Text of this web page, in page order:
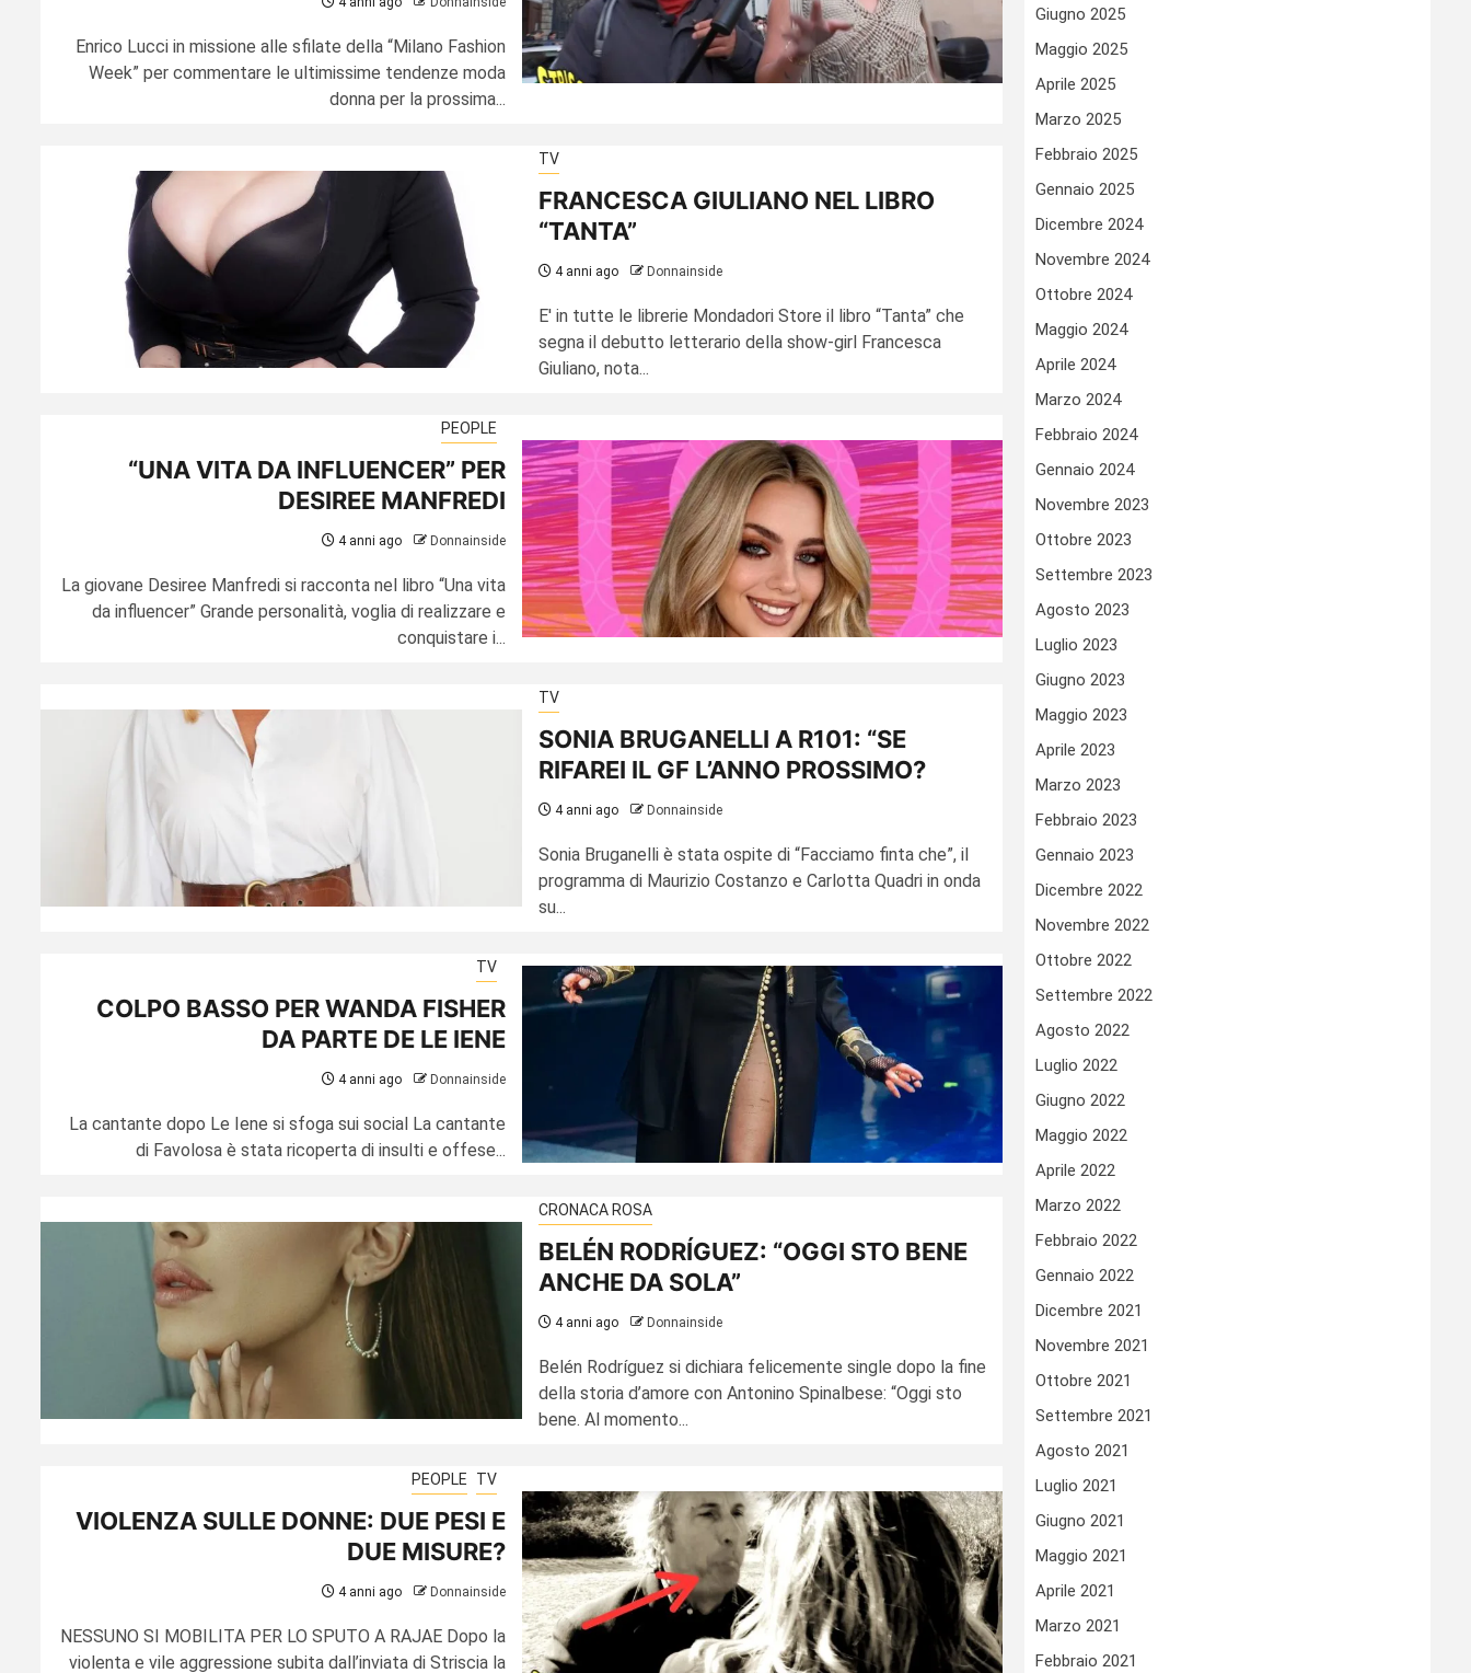
Enrico Lucci in missione alle sfilate della “Milano Fashion
Week” per commentare le ultimissime tendenze moda
donna per la prossima...
TV
FRANCESCA GIULIANO NEL LIBRO
“TANTA”
4 anni ago Donnainside
E' in tutte le librerie Mondadori Store il libro “Tanta” che
segna il debutto letterario della show-girl Francesca
Giuliano, nota...
PEOPLE
“UNA VITA DA INFLUENCER” PER
DESIREE MANFREDI
4 anni ago Donnainside
La giovane Desiree Manfredi si racconta nel libro “Una vita
da influencer” Grande personalità, voglia di realizzare e
conquistare i...
TV
SONIA BRUGANELLI A R101: “SE
RIFAREI IL GF L’ANNO PROSSIMO?
4 anni ago Donnainside
Sonia Bruganelli è stata ospite di “Facciamo finta che”, il
programma di Maurizio Costanzo e Carlotta Quadri in onda
su...
TV
COLPO BASSO PER WANDA FISHER
DA PARTE DE LE IENE
4 anni ago Donnainside
La cantante dopo Le Iene si sfoga sui social La cantante
di Favolosa è stata ricoperta di insulti e offese...
CRONACA ROSA
BELÉN RODRÍGUEZ: “OGGI STO BENE
ANCHE DA SOLA”
4 anni ago Donnainside
Belén Rodríguez si dichiara felicemente single dopo la fine
della storia d’amore con Antonino Spinalbese: “Oggi sto
bene. Al momento...
PEOPLE TV
VIOLENZA SULLE DONNE: DUE PESI E
DUE MISURE?
4 anni ago Donnainside
NESSUNO SI MOBILITA PER LO SPUTO A RAJAE Dopo la
violenta e vile aggressione subita dall’inviata di Striscia la
Giugno 2025
Maggio 2025
Aprile 2025
Marzo 2025
Febbraio 2025
Gennaio 2025
Dicembre 2024
Novembre 2024
Ottobre 2024
Maggio 2024
Aprile 2024
Marzo 2024
Febbraio 2024
Gennaio 2024
Novembre 2023
Ottobre 2023
Settembre 2023
Agosto 2023
Luglio 2023
Giugno 2023
Maggio 2023
Aprile 2023
Marzo 2023
Febbraio 2023
Gennaio 2023
Dicembre 2022
Novembre 2022
Ottobre 2022
Settembre 2022
Agosto 2022
Luglio 2022
Giugno 2022
Maggio 2022
Aprile 2022
Marzo 2022
Febbraio 2022
Gennaio 2022
Dicembre 2021
Novembre 2021
Ottobre 2021
Settembre 2021
Agosto 2021
Luglio 2021
Giugno 2021
Maggio 2021
Aprile 2021
Marzo 2021
Febbraio 2021